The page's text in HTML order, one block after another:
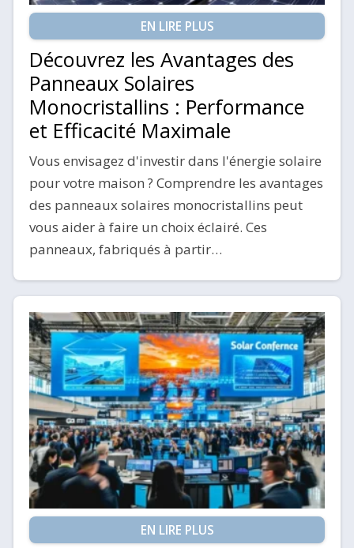
EN LIRE PLUS
Découvrez les Avantages des
Panneaux Solaires
Monocristallins : Performance
et Efficacité Maximale
Vous envisagez d'investir dans l'énergie solaire
pour votre maison ? Comprendre les avantages
des panneaux solaires monocristallins peut
vous aider à faire un choix éclairé. Ces
panneaux, fabriqués à partir…
EN LIRE PLUS